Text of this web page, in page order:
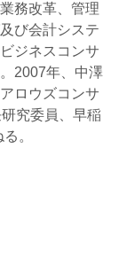
務改革、管理
び会計システ
ジネスコンサ
2007年、中澤
ロウズコンサ
究委員、早稲
。